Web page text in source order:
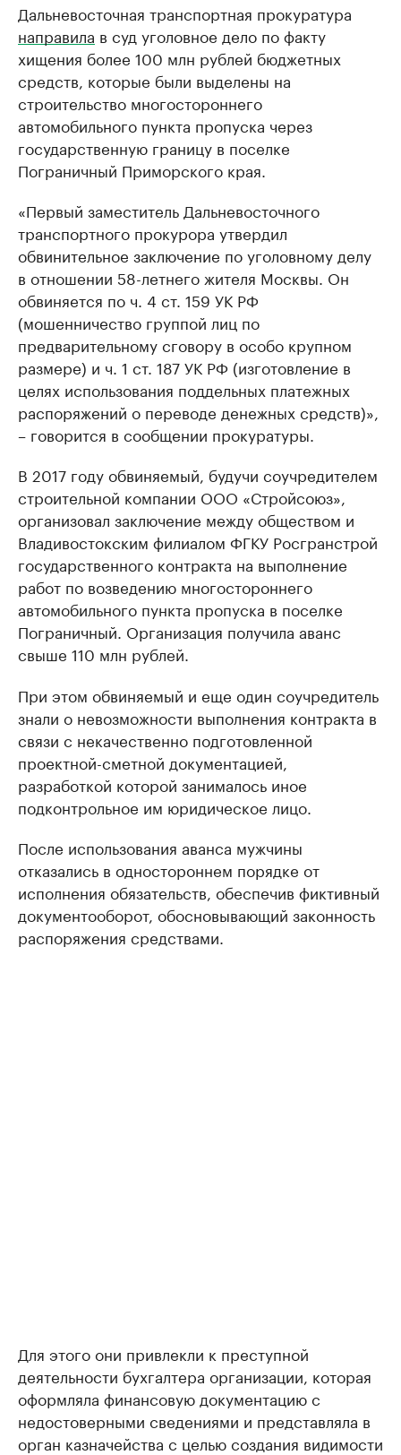
Дальневосточная транспортная прокуратура
направила в суд уголовное дело по факту
хищения более 100 млн рублей бюджетных
средств, которые были выделены на
строительство многостороннего
автомобильного пункта пропуска через
государственную границу в поселке
Пограничный Приморского края.
«Первый заместитель Дальневосточного
транспортного прокурора утвердил
обвинительное заключение по уголовному делу
в отношении 58-летнего жителя Москвы. Он
обвиняется по ч. 4 ст. 159 УК РФ
(мошенничество группой лиц по
предварительному сговору в особо крупном
размере) и ч. 1 ст. 187 УК РФ (изготовление в
целях использования поддельных платежных
распоряжений о переводе денежных средств)»,
– говорится в сообщении прокуратуры.
В 2017 году обвиняемый, будучи соучредителем
строительной компании ООО «Стройсоюз»,
организовал заключение между обществом и
Владивостокским филиалом ФГКУ Росгранстрой
государственного контракта на выполнение
работ по возведению многостороннего
автомобильного пункта пропуска в поселке
Пограничный. Организация получила аванс
свыше 110 млн рублей.
При этом обвиняемый и еще один соучредитель
знали о невозможности выполнения контракта в
связи с некачественно подготовленной
проектной-сметной документацией,
разработкой которой занималось иное
подконтрольное им юридическое лицо.
После использования аванса мужчины
отказались в одностороннем порядке от
исполнения обязательств, обеспечив фиктивный
документооборот, обосновывающий законность
распоряжения средствами.
Для этого они привлекли к преступной
деятельности бухгалтера организации, которая
оформляла финансовую документацию с
недостоверными сведениями и представляла в
орган казначейства с целью создания видимости